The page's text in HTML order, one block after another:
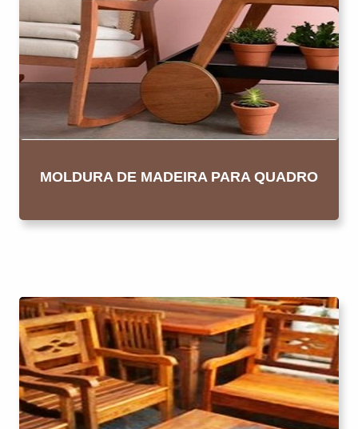
MOLDURA DE MADEIRA PARA QUADRO